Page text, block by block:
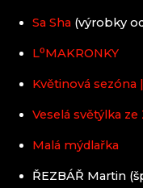
Sa Sha (výrobky
L⁰MAKRONKY
Květinová sezóna
Veselá světýlka
Malá mýdlařka
ŘEZBÁŘ Martin